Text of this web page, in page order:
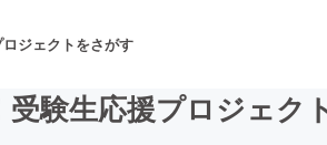
ロジェクトをさがす
験生応援プロジェク